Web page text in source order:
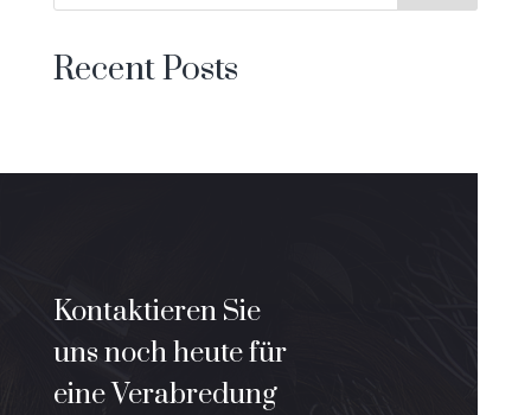
Recent Posts
Kontaktieren Sie
uns noch heute für
eine Verabredung